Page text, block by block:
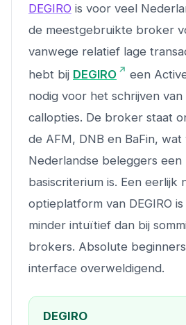
DEGIRO is voor veel
de meestgebruikte broker
vanwege relatief lage
hebt bij DEGIRO
een
nodig voor het schrijven
callopties. De broker staat
de AFM, DNB en BaFin, wat
Nederlandse beleggers een
basiscriterium is. Een eerlijk
optieplatform van DEGIRO
minder intuïtief dan bij
brokers. Absolute
interface overweldigend.
DEGIRO